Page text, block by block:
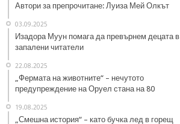
Автори за препрочитане: Луиза Мей Олкът
03.09.2025
Изадора Муун помага да превърнем децата в
запалени читатели
22.08.2025
„Фермата на животните“ – нечутото
предупреждение на Оруел стана на 80
19.08.2025
„Смешна история“ – като бучка лед в горещ